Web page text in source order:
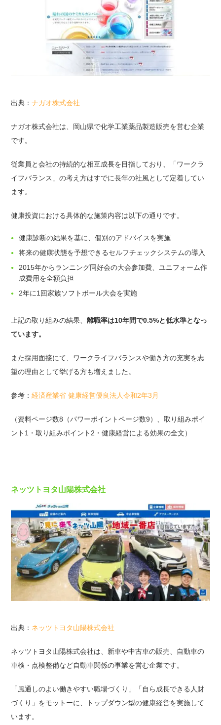
出典：ナガオ株式会社
ナガオ株式会社は、岡山県で化学工業薬品製造販売を営む企業
です。
従業員と会社の持続的な相互成長を目指しており、「ワークラ
イフバランス」の考え方はすでに長年の社風として定着してい
ます。
健康投資における具体的な施策内容は以下の通りです。
健康診断の結果を基に、個別のアドバイスを実施
将来の健康状態を予想できるセルフチェックシステムの導入
2015年からランニング同好会の大会参加費、ユニフォーム作
成費用を全額負担
2年に1回家族ソフトボール大会を実施
上記の取り組みの結果、離職率は10年間で0.5%と低水準となっ
ています。
また採用面接にて、ワークライフバランスや働き方の充実を志
望の理由として挙げる方も増えました。
参考：経済産業省 健康経営優良法人令和2年3月
（資料ページ数8（パワーポイントページ数9）、取り組みポイ
ント1・取り組みポイント2・健康経営による効果の全文）
ネッツトヨタ山陽株式会社
出典： ネッツトヨタ山陽株式会社
ネッツトヨタ山陽株式会社は、新車や中古車の販売、自動車の
車検・点検整備など自動車関係の事業を営む企業です。
「風通しのよい働きやすい職場づくり」「自ら成長できる人財
づくり」をモットーに、トップダウン型の健康経営を実施して
います。